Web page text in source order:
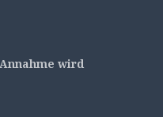
wird